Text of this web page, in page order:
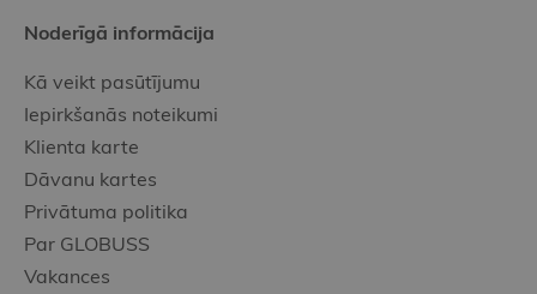
Noderīgā informācija
Kā veikt pasūtījumu
Iepirkšanās noteikumi
Klienta karte
Dāvanu kartes
Privātuma politika
Par GLOBUSS
Vakances